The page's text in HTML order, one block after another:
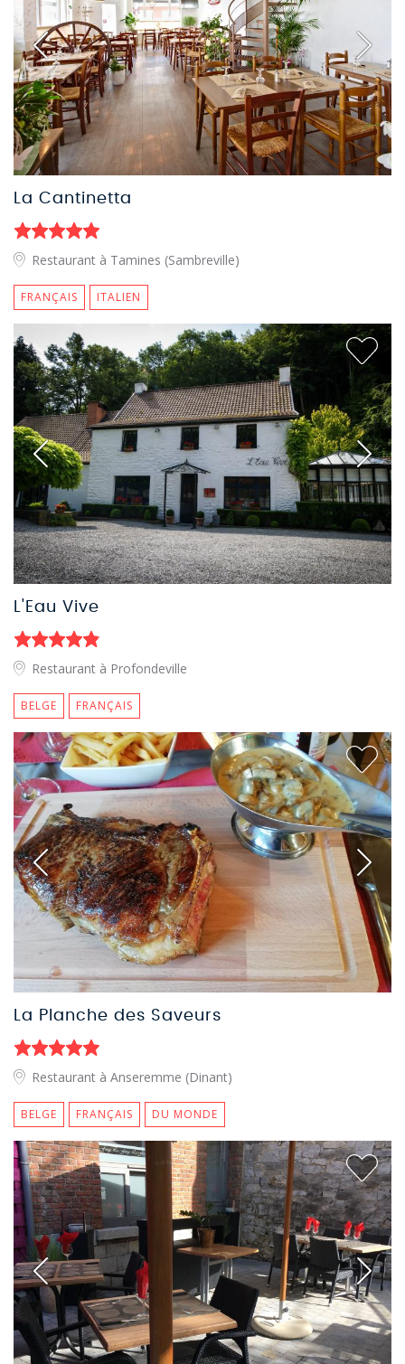
La Cantinetta
Restaurant à Tamines (Sambreville)
FRANÇAIS ITALIEN
L'Eau Vive
Restaurant à Profondeville
BELGE FRANÇAIS
La Planche des Saveurs
Restaurant à Anseremme (Dinant)
BELGE FRANÇAIS DU MONDE